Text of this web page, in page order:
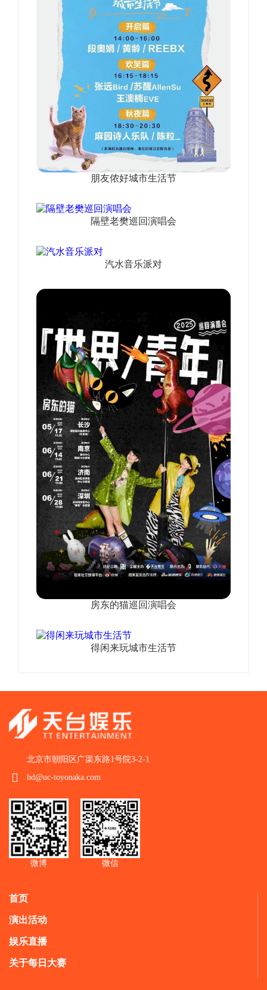
朋友侬好城市生活节
隔壁老樊巡回演唱会
汽水音乐派对
房东的猫巡回演唱会
得闲来玩城市生活节
北京市朝阳区广渠东路1号院3-2-1
bd@uc-toyonaka.com
微博 微信
首页
演出活动
娱乐直播
关于每日大赛